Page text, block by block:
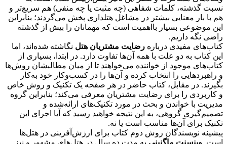
نسبت گذشته، کلمات شفاهی (چه مثبت یا چه منفی) هم سریع‌تر و
هم با بار معنایی بیشتر در مشاغل هتلداری پخش می‌گردند؛ بنابراین
این موضوعی بسیار بااهمیت است که مهمانان را بیش از گذشته
راضی نگه داریم.
کتاب‌های مفیدی درباره رضایت مشتریان هتل نگاشته شده‌اند، اما
این کتاب به دو علت با همه آن‌ها تفاوت دارد. در ابتدا، بسیاری از
کتاب‌های موجود از خواننده می‌خواهند تا از میان مطالبشان روش‌ها
و راهبردهایی را انتخاب کرده و آن‌ها را در کسب‌وکار خود به‌کار
بگیرند. در مقابل، کتاب حاضر در هر صفحه یک تکنیک و روش خاص
و کاربردی را برای رضایت مشتریان معرفی می‌کند؛ بنابراین گروه
مدیریت با خواندن و بحث در مورد تکنیک‌های ارائه‌شده و
تصمیم‌گیری گروهی، به این نتیجه خواهید رسید که آیا اجرای این
تکنیک برای آن‌ها مناسب است یا نه.
پیشینه نویسندگان روش دوم کتاب برای ارزش‌آفرینی در هتل‌ها
است. وینسنت ماگنینی به مدت ده سال در هتل‌های مشهور و نیز